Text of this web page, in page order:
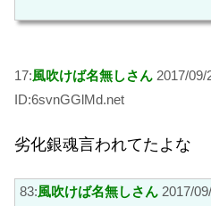
17:風吹けば名無しさん 2017/09/
ID:6svnGGlMd.net
劣化銀魂言われてたよな
83:風吹けば名無しさん 2017/